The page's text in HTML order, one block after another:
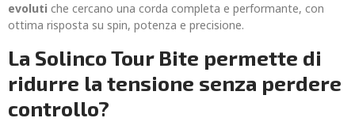
evoluti che cercano una corda completa e performante, con
ottima risposta su spin, potenza e precisione.
La Solinco Tour Bite permette di
ridurre la tensione senza perdere
controllo?